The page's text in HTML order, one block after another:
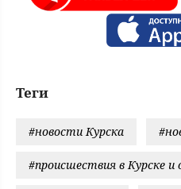
Теги
#новости Курска
#происшествия в Курске и